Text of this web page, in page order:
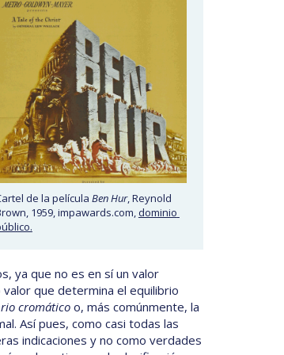
de la película Ben Hur, Reynold
1959, impawards.com,dominio
ya que no es en sí un valor
que determina el equilibrio
cromáticoo, más comúnmente, la
Así pues, como casi todas las
indicaciones y no como verdades